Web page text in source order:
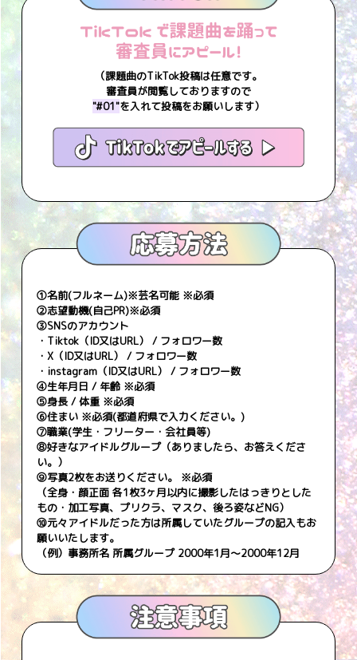
（課題曲のTikTok投稿は任意です。
審査員が閲覧しておりますので
"#01"を入れて投稿をお願いします）
①名前(フルネーム)※芸名可能 ※必須
②志望動機(自己PR)※必須
③SNSのアカウント
・Tiktok（ID又はURL） / フォロワー数
・X（ID又はURL） / フォロワー数
・instagram（ID又はURL） / フォロワー数
④生年月日 / 年齢 ※必須
⑤身長 / 体重 ※必須
⑥住まい ※必須(都道府県で入力ください。)
⑦職業(学生・フリーター・会社員等)
⑧好きなアイドルグループ（ありましたら、お答えくださ
い。）
⑨写真2枚をお送りください。 ※必須
（全身・顔正面 各1枚3ヶ月以内に撮影したはっきりとした
もの・加工写真、プリクラ、マスク、後ろ姿などNG）
⑩元々アイドルだった方は所属していたグループの記入もお
願いいたします。
（例）事務所名 所属グループ 2000年1月〜2000年12月